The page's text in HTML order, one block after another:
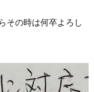
その時は何卒よろし